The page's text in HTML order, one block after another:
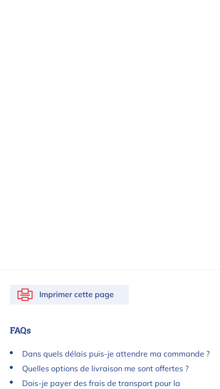
Imprimer cette page
FAQs
Dans quels délais puis-je attendre ma commande ?
Quelles options de livraison me sont offertes ?
Dois-je payer des frais de transport pour la